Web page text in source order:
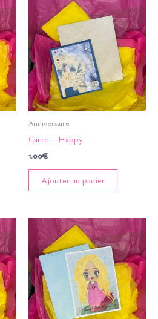
Anniversaire
Carte – Happy
1.00€
Ajouter au panier